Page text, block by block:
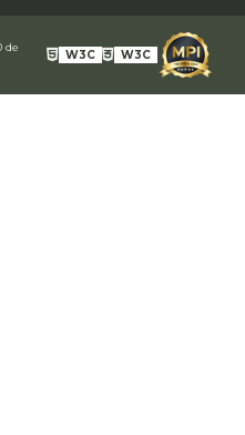
de
W3C W3C